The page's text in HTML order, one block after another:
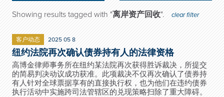
Showing results tagged with "离岸资产回收". clear filter
客户动态 2025 05 8
纽约法院再次确认债券持有人的法律资格
高博金律师事务所在纽约某法院再次获得胜诉裁决，所提交
的简易判决动议成功获准。此项裁决不仅再次确认了债券持
有人针对全球票据享有的直接执行权，也为他们在违约债券
执行活动中实施跨司法管辖区的兑现策略扫除了重大障碍。